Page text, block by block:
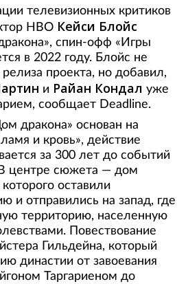
телевизионных критиков
HBO Кейси Блойс
спин-офф «Игры
в 2022 году. Блойс не
проекта, но добавил,
и Райан Кондал уже
сообщает Deadline.
дракона» основан на
и кровь», действие
за 300 лет до событий
центре сюжета — дом
которого оставили
и отправились на запад, где
территорию, населенную
Повествование
Гильдейна, который
династии от завоевания
Таргариеном до